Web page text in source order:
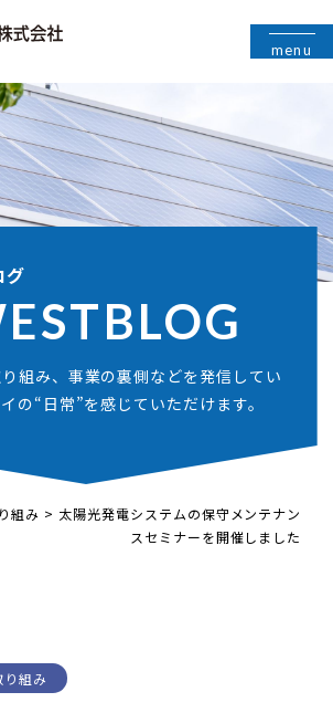
menu
グ
BLOG
組み、事業の裏側などを発信してい
の“日常”を感じていただけます。
組み > 太陽光発電システムの保守メンテナン
スセミナーを開催しました
組み